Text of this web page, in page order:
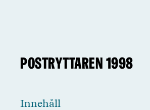
Postryttaren 1998
Innehåll